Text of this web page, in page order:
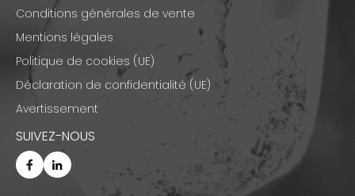
Conditions générales de vente
Mentions légales
Politique de cookies (UE)
Déclaration de confidentialité (UE)
Avertissement
SUIVEZ-NOUS